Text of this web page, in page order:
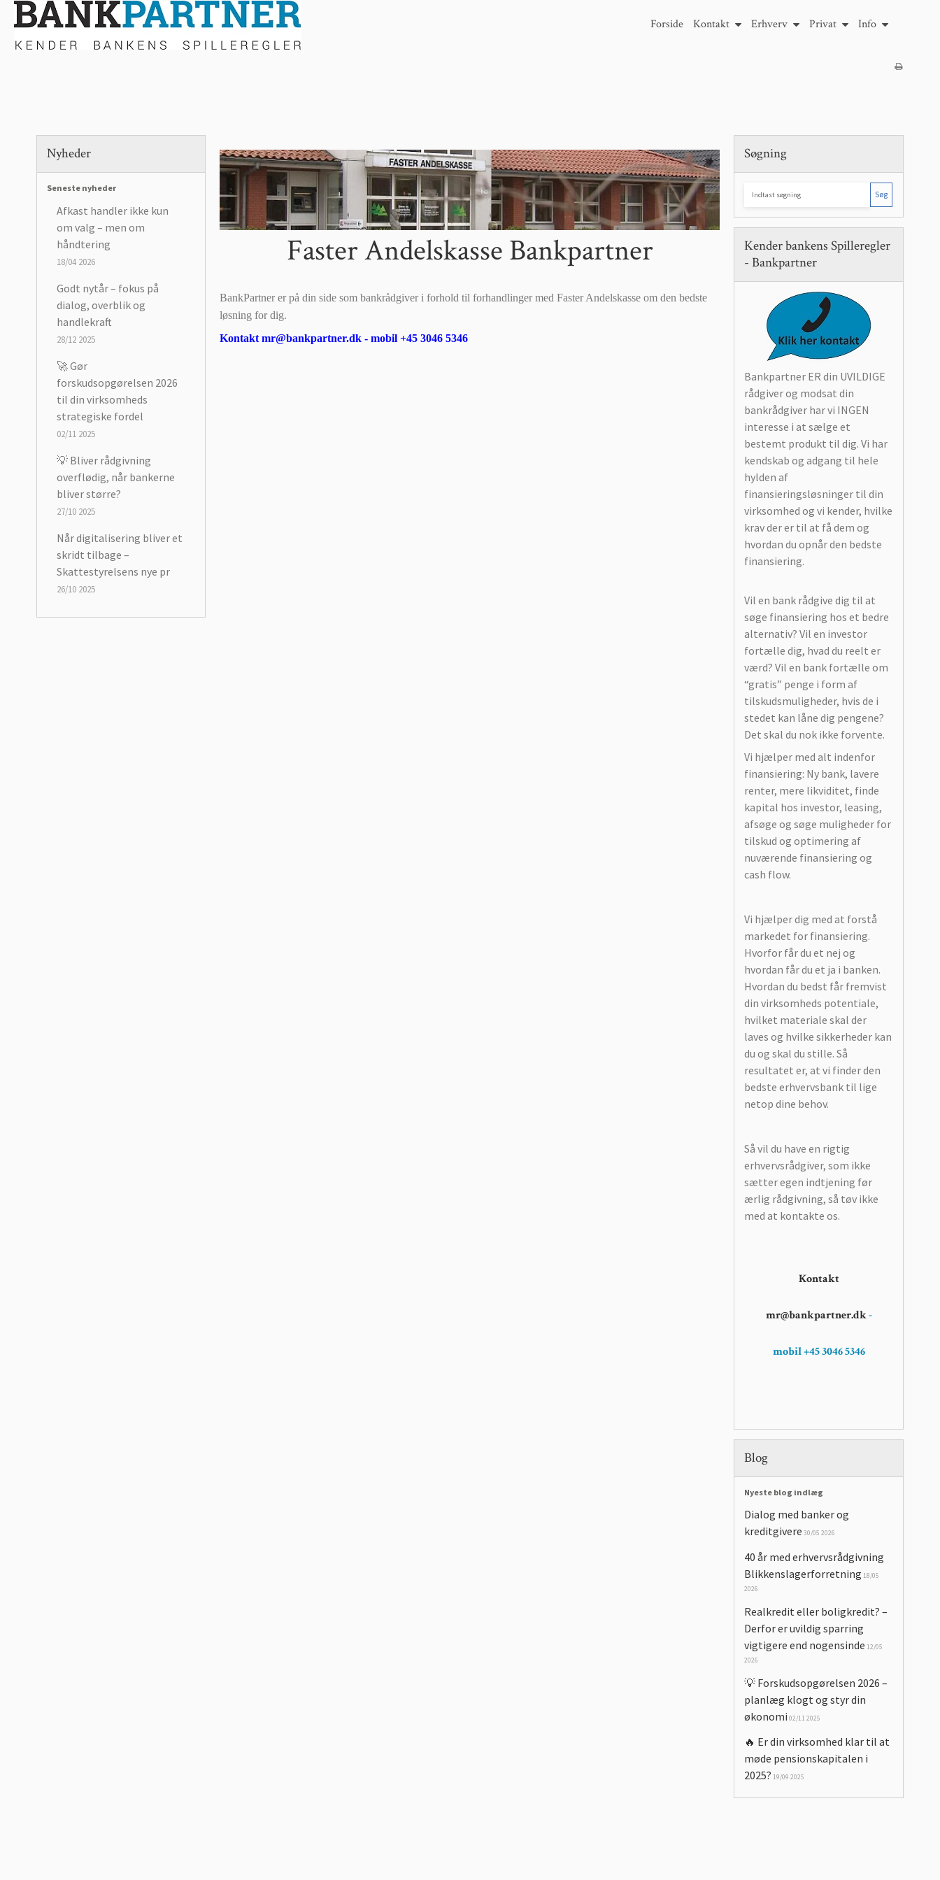
Forside Kontakt Erhverv Privat Info
Nyheder
Seneste nyheder
Afkast handler ikke kun
om valg – men om
håndtering
18/04 2026
Godt nytår – fokus på
dialog, overblik og
handlekraft
28/12 2025
🚀 Gør
forskudsopgørelsen 2026
til din virksomheds
strategiske fordel
02/11 2025
💡 Bliver rådgivning
overflødig, når bankerne
bliver større?
27/10 2025
Når digitalisering bliver et
skridt tilbage –
Skattestyrelsens nye pr
26/10 2025
Faster Andelskasse Bankpartner
BankPartner er på din side som bankrådgiver i forhold til forhandlinger med Faster Andelskasse om den bedste
løsning for dig.
Kontakt mr@bankpartner.dk - mobil +45 3046 5346
Søgning
Søg
Kender bankens Spilleregler
- Bankpartner
Bankpartner ER din UVILDIGE
rådgiver og modsat din
bankrådgiver har vi INGEN
interesse i at sælge et
bestemt produkt til dig. Vi har
kendskab og adgang til hele
hylden af
finansieringsløsninger til din
virksomhed og vi kender, hvilke
krav der er til at få dem og
hvordan du opnår den bedste
finansiering.
Vil en bank rådgive dig til at
søge finansiering hos et bedre
alternativ? Vil en investor
fortælle dig, hvad du reelt er
værd? Vil en bank fortælle om
“gratis” penge i form af
tilskudsmuligheder, hvis de i
stedet kan låne dig pengene?
Det skal du nok ikke forvente.
Vi hjælper med alt indenfor
finansiering: Ny bank, lavere
renter, mere likviditet, finde
kapital hos investor, leasing,
afsøge og søge muligheder for
tilskud og optimering af
nuværende finansiering og
cash flow.
Vi hjælper dig med at forstå
markedet for finansiering.
Hvorfor får du et nej og
hvordan får du et ja i banken.
Hvordan du bedst får fremvist
din virksomheds potentiale,
hvilket materiale skal der
laves og hvilke sikkerheder kan
du og skal du stille. Så
resultatet er, at vi finder den
bedste erhvervsbank til lige
netop dine behov.
Så vil du have en rigtig
erhvervsrådgiver, som ikke
sætter egen indtjening før
ærlig rådgivning, så tøv ikke
med at kontakte os.
Kontakt
mr@bankpartner.dk-
mobil +45 3046 5346
Blog
Nyeste blog indlæg
Dialog med banker og
kreditgivere 30/05 2026
40 år med erhvervsrådgivning
Blikkenslagerforretning 18/05
2026
Realkredit eller boligkredit? –
Derfor er uvildig sparring
vigtigere end nogensinde 12/05
2026
💡 Forskudsopgørelsen 2026 –
planlæg klogt og styr din
økonomi 02/11 2025
🔥 Er din virksomhed klar til at
møde pensionskapitalen i
2025? 19/09 2025